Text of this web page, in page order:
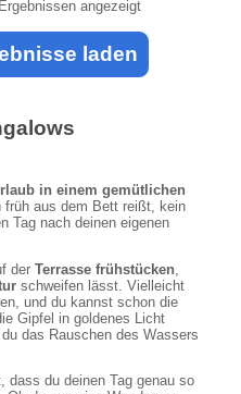
angezeigt
laden
in einem gemütlichen
früh aus dem Bett reißt, kein
Tag nach deinen eigenen
derTerrasse frühstücken
schweifen lässt. Vielleicht
und du kannst schon die
Gipfel in goldenes Licht
das Rauschen des Wassers
dass du deinen Tag genau so